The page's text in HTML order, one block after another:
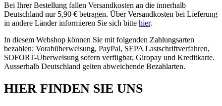
Bei Ihrer Bestellung fallen Versandkosten an die innerhalb
Deutschland nur 5,90 € betragen. Über Versandkosten bei Lieferung
in andere Länder informieren Sie sich bitte hier.
In diesem Webshop können Sie mit folgenden Zahlungsarten
bezahlen: Vorabüberweisung, PayPal, SEPA Lastschriftverfahren,
SOFORT-Überweisung sofern verfügbar, Giropay und Kreditkarte.
Ausserhalb Deutschland gelten abweichende Bezahlarten.
HIER FINDEN SIE UNS